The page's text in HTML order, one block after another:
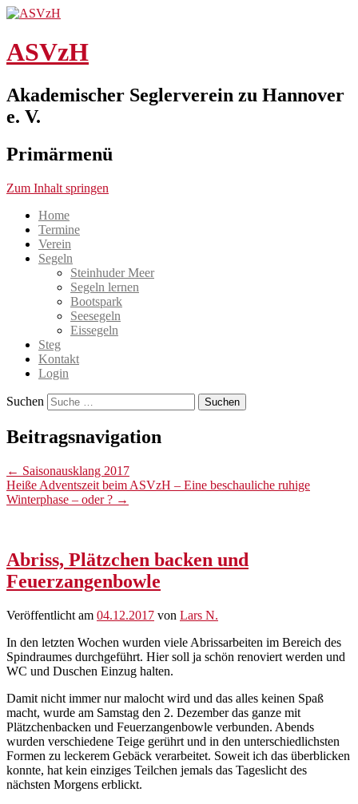
ASVzH
Akademischer Seglerverein zu Hannover
e. V.
Primärmenü
Zum Inhalt springen
Home
Termine
Verein
Segeln
Steinhuder Meer
Segeln lernen
Bootspark
Seesegeln
Eissegeln
Steg
Kontakt
Login
Suchen
Beitragsnavigation
← Saisonausklang 2017
Heiße Adventszeit beim ASVzH – Eine beschauliche ruhige
Winterphase – oder ? →
Abriss, Plätzchen backen und
Feuerzangenbowle
Veröffentlicht am 04.12.2017 von Lars N.
In den letzten Wochen wurden viele Abrissarbeiten im Bereich des
Spindraumes durchgeführt. Hier soll ja schön renoviert werden und
WC und Duschen Einzug halten.
Damit nicht immer nur malocht wird und das alles keinen Spaß
macht, wurde am Samstag den 2. Dezember das ganze mit
Plätzchenbacken und Feuerzangenbowle verbunden. Abends
wurden verschiedene Teige gerührt und in den unterschiedlichsten
Formen zu leckerem Gebäck verarbeitet. Soweit ich das überblicken
konnte, hat kein einziges Teilchen jemals das Tageslicht des
nächsten Morgens erblickt.